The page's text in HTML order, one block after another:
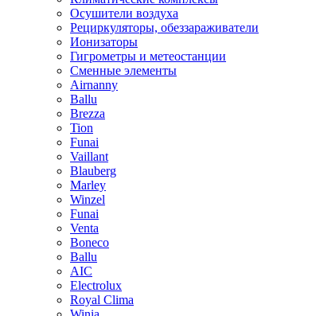
Осушители воздуха
Рециркуляторы, обеззараживатели
Ионизаторы
Гигрометры и метеостанции
Сменные элементы
Airnanny
Ballu
Brezza
Tion
Funai
Vaillant
Blauberg
Marley
Winzel
Funai
Venta
Boneco
Ballu
AIC
Electrolux
Royal Clima